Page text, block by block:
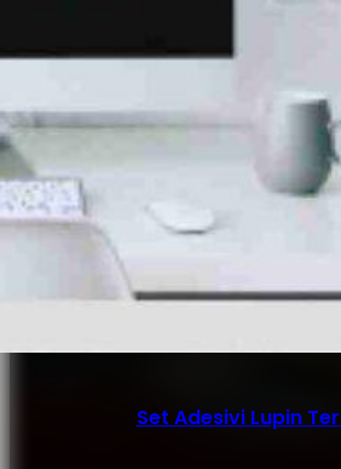
Set Adesivi Lupin